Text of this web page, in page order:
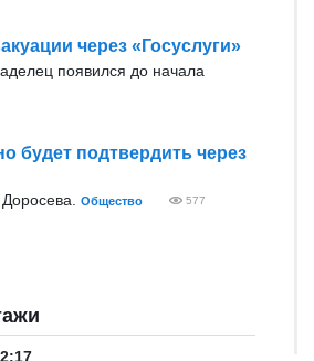
через «Госуслуги»
появился до начала
будет подтвердить через
Общество 577